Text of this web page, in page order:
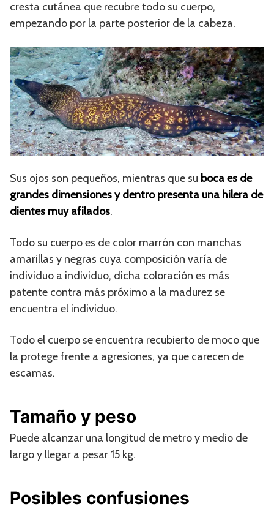
cresta cutánea que recubre todo su cuerpo,
empezando por la parte posterior de la cabeza.
Sus ojos son pequeños, mientras que su boca es de
grandes dimensiones y dentro presenta una hilera de
dientes muy afilados.
Todo su cuerpo es de color marrón con manchas
amarillas y negras cuya composición varía de
individuo a individuo, dicha coloración es más
patente contra más próximo a la madurez se
encuentra el individuo.
Todo el cuerpo se encuentra recubierto de moco que
la protege frente a agresiones, ya que carecen de
escamas.
Tamaño y peso
Puede alcanzar una longitud de metro y medio de
largo y llegar a pesar 15 kg.
Posibles confusiones